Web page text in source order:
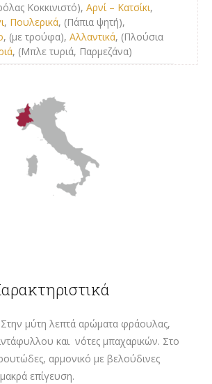
Kοκκινιστό), Αρνί – Κατσίκι,
, Πουλερικά, (Πάπια ψητή),
, (με τρούφα), Αλλαντικά, (Πλούσια
, (Μπλε τυριά, Παρμεζάνα)
μύτη λεπτά αρώματα φράουλας,
και νότες μπαχαρικών. Στο
αρμονικό με βελούδινες
επίγευση.